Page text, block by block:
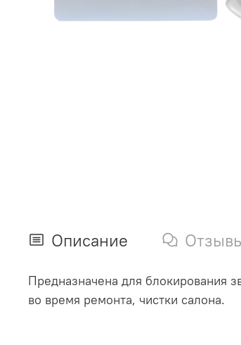
Описание
Предназначена для блокирования
во время ремонта, чистки салона.